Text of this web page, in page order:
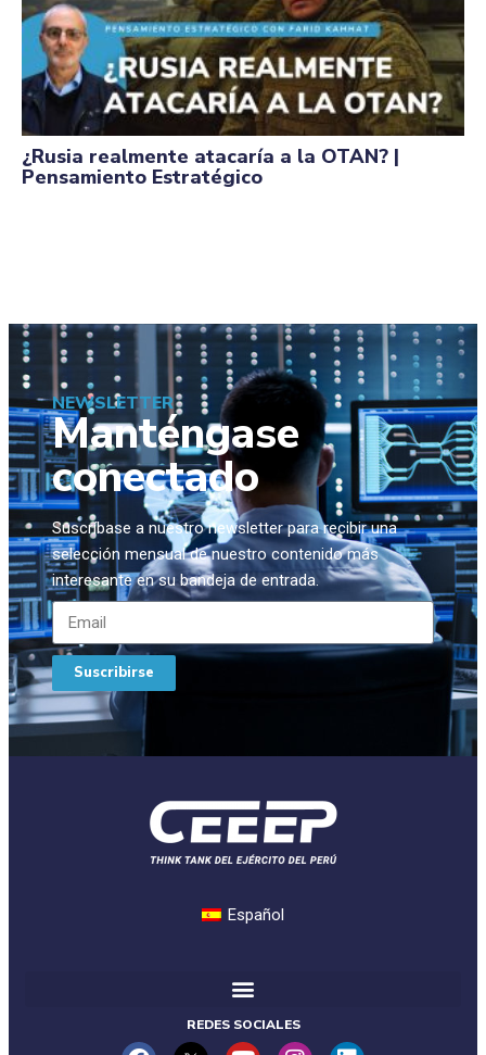
¿Rusia realmente atacaría a la OTAN? |
Pensamiento Estratégico
NEWSLETTER
Manténgase
conectado
Suscríbase a nuestro newsletter para recibir una
selección mensual de nuestro contenido más
interesante en su bandeja de entrada.
Suscribirse
Español
REDES SOCIALES